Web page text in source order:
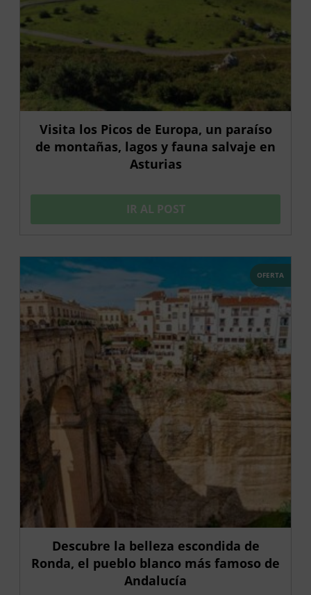
Visita los Picos de Europa, un paraíso
de montañas, lagos y fauna salvaje en
Asturias
IR AL POST
OFERTA
Descubre la belleza escondida de
Ronda, el pueblo blanco más famoso de
Andalucía